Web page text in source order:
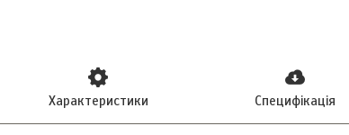
Характеристики Специфікація